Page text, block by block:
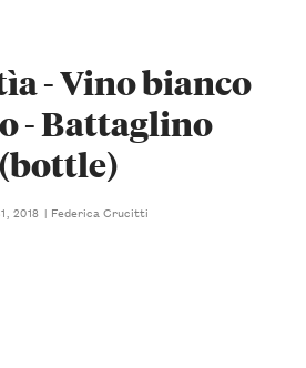
- Vino bianco
- Battaglino
(bottle)
2018 Federica Crucitti